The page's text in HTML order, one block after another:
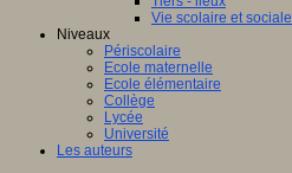
Vie scolaire et sociale
Niveaux
Périscolaire
Ecole maternelle
Ecole élémentaire
Collège
Lycée
Université
Les auteurs